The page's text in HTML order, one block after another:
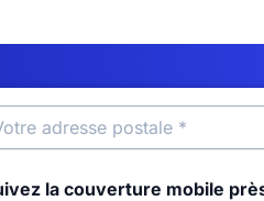
la couverture mobile